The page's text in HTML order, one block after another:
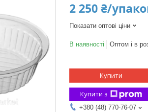
2 250 ₴/
Показати оптові ціни
В наявності Оптом і в
Купити
Купити з
+380 (48) 770-76-07